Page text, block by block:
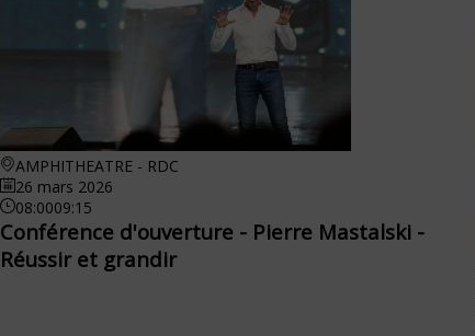
AMPHITHEATRE - RDC
26 mars 2026
08:0009:15
Conférence d'ouverture - Pierre Mastalski -
Réussir et grandir